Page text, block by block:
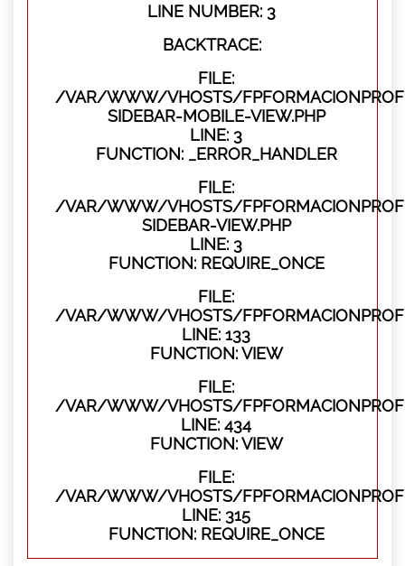
LINE NUMBER: 3
BACKTRACE:
FILE:
/VAR/WWW/VHOSTS/
SIDEBAR-MOBILE-VIEW.PHP
LINE: 3
FUNCTION: _ERROR_HANDLER
FILE:
/VAR/WWW/VHOSTS/
SIDEBAR-VIEW.PHP
LINE: 3
FUNCTION: REQUIRE_ONCE
FILE:
/VAR/WWW/VHOSTS/
LINE: 133
FUNCTION: VIEW
FILE:
/VAR/WWW/VHOSTS/
LINE: 434
FUNCTION: VIEW
FILE:
/VAR/WWW/VHOSTS/
LINE: 315
FUNCTION: REQUIRE_ONCE